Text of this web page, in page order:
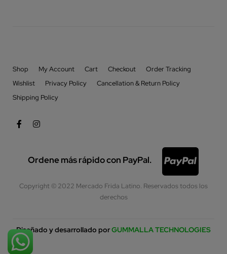
Shop My Account Cart Checkout
Order Tracking
Wishlist
Privacy Policy
Cancellation & Return Policy
Shipping Policy
Ordene más rápido con PayPal.
Copyright © 2022 Mercado Frida Latino. Reservados todos los
derechos
Diseñado y desarrollado porGUMMALLA TECHNOLOGIES